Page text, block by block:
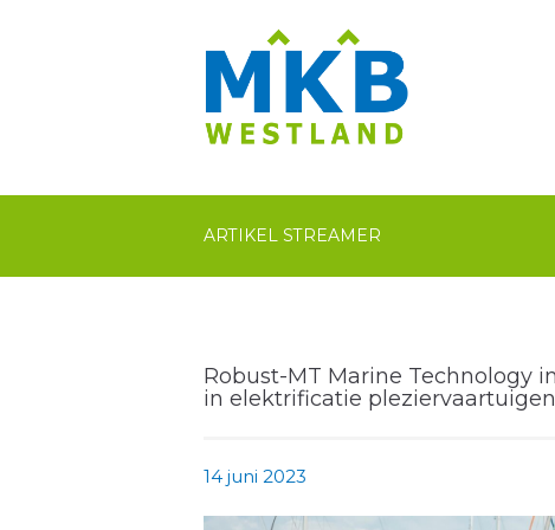
ARTIKEL STREAMER
Robust-MT Marine Technology
in elektrificatie
14 juni 2023